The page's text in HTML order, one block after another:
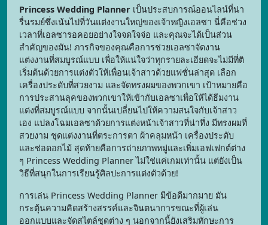
Princess Wedding Planner เป็นประสบการณ์ออนไลน์ที่น่า
รื่นรมย์ซึ่งเน้นไปที่วันแต่งงานใหญ่ของเจ้าหญิงเอลซา นี่คือช่วง
เวลาที่เอลซารอคอยอย่างใจจดใจจ่อ และคุณจะได้เป็นส่วน
สำคัญของมัน! ภารกิจของคุณคือการช่วยเอลซาจัดงาน
แต่งงานที่สมบูรณ์แบบ เพื่อให้แน่ใจว่าทุกรายละเอียดจะไม่มีที่ติ
เริ่มต้นด้วยการแต่งตัวให้เพื่อนเจ้าสาวด้วยแฟชั่นล่าสุด เลือก
เครื่องประดับที่สวยงาม และจัดทรงผมของพวกเขา เป้าหมายคือ
การประสานลุคของพวกเขาให้เข้ากับเอลซาเพื่อให้ได้ธีมงาน
แต่งที่สมบูรณ์แบบ จากนั้นเปลี่ยนไปให้ความสนใจกับเจ้าสาว
เอง แปลงโฉมเอลซาด้วยการแต่งหน้าเจ้าสาวที่น่าทึ่ง มีทรงผมที่
สวยงาม ชุดแต่งงานที่ตระการตา ผ้าคลุมหน้า เครื่องประดับ
และช่อดอกไม้ สุดท้ายคือการถ่ายภาพหมู่และเพิ่มเอฟเฟกต์ต่าง
ๆ Princess Wedding Planner ไม่ใช่แค่เกมเท่านั้น แต่ยังเป็น
วิธีที่สนุกในการเรียนรู้ศิลปะการแต่งตัวด้วย!
การเล่น Princess Wedding Planner มีข้อดีมากมาย มัน
กระตุ้นความคิดสร้างสรรค์และจินตนาการขณะที่ผู้เล่น
ออกแบบและจัดสไตล์ชุดต่าง ๆ นอกจากนี้ยังเสริมทักษะการ